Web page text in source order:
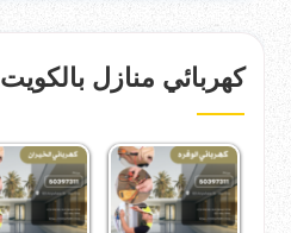
كهربائي منازل بالكويت